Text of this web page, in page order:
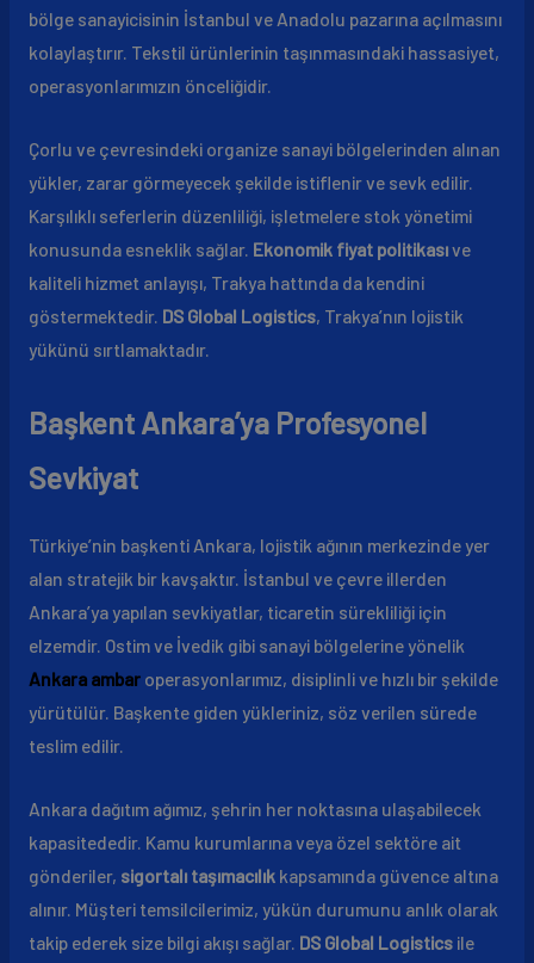
bölge sanayicisinin İstanbul ve Anadolu pazarına açılmasını
kolaylaştırır. Tekstil ürünlerinin taşınmasındaki hassasiyet,
operasyonlarımızın önceliğidir.
Çorlu ve çevresindeki organize sanayi bölgelerinden alınan
yükler, zarar görmeyecek şekilde istiflenir ve sevk edilir.
Karşılıklı seferlerin düzenliliği, işletmelere stok yönetimi
konusunda esneklik sağlar. Ekonomik fiyat politikasıve
kaliteli hizmet anlayışı, Trakya hattında da kendini
göstermektedir. DS Global Logistics, Trakya’nın lojistik
yükünü sırtlamaktadır.
Başkent Ankara’ya Profesyonel
Sevkiyat
Türkiye’nin başkenti Ankara, lojistik ağının merkezinde yer
alan stratejik bir kavşaktır. İstanbul ve çevre illerden
Ankara’ya yapılan sevkiyatlar, ticaretin sürekliliği için
elzemdir. Ostim ve İvedik gibi sanayi bölgelerine yönelik
Ankara ambaroperasyonlarımız, disiplinli ve hızlı bir şekilde
yürütülür. Başkente giden yükleriniz, söz verilen sürede
teslim edilir.
Ankara dağıtım ağımız, şehrin her noktasına ulaşabilecek
kapasitededir. Kamu kurumlarına veya özel sektöre ait
gönderiler, sigortalı taşımacılıkkapsamında güvence altına
alınır. Müşteri temsilcilerimiz, yükün durumunu anlık olarak
takip ederek size bilgi akışı sağlar. DS Global Logisticsile